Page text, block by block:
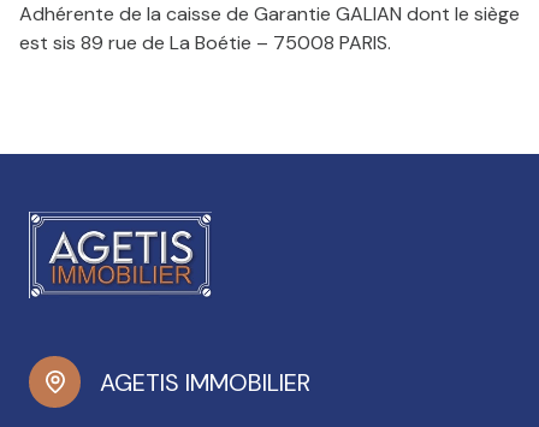
Adhérente de la caisse de Garantie GALIAN dont le siège
est sis 89 rue de La Boétie – 75008 PARIS.
AGETIS IMMOBILIER